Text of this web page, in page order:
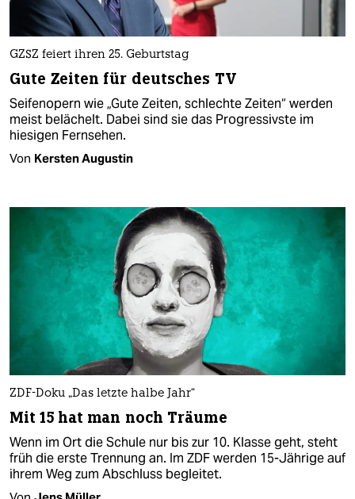
GZSZ feiert ihren 25. Geburtstag
Gute Zeiten für deutsches TV
Seifenopern wie „Gute Zeiten, schlechte Zeiten“ werden
meist belächelt. Dabei sind sie das Progressivste im
hiesigen Fernsehen.
Von Kersten Augustin
ZDF-Doku „Das letzte halbe Jahr“
Mit 15 hat man noch Träume
Wenn im Ort die Schule nur bis zur 10. Klasse geht, steht
früh die erste Trennung an. Im ZDF werden 15-Jährige auf
ihrem Weg zum Abschluss begleitet.